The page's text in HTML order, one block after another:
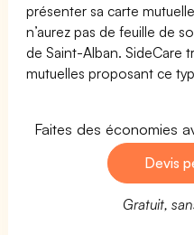
présenter sa carte
n’aurez pas de feuille de
de Saint-Alban. SideCare
mutuelles proposant ce
Faites des économies
Devis
Gratuit,